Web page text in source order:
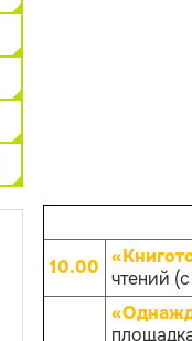
10.00 чтений